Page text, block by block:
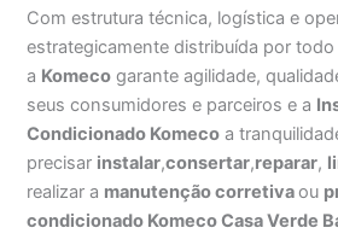
Com estrutura técnica, logística e
estrategicamente distribuída por todo
a Komeco garante agilidade,
seus consumidores e parceiros e a
Condicionado Komeco a
precisar instalar,consertar,reparar,
realizar a manutenção corretivaou
condicionado Komeco Casa Verde